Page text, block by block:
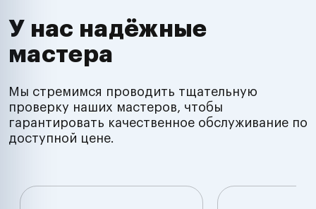
У нас надёжные
мастера
Мы стремимся проводить тщательную
проверку наших мастеров, чтобы
гарантировать качественное обслуживание по
доступной цене.